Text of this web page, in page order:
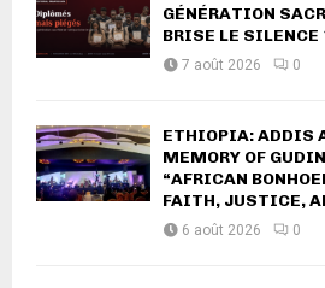
GÉNÉRATION
BRISE LE SILENCE
7 août 2026 0
ETHIOPIA: ADDIS
MEMORY OF
“AFRICAN
FAITH, JUSTICE,
6 août 2026 0